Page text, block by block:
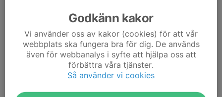
orienteringsmemory och Naturpasset till försäljning. Vi finns på
Läs mer
Sommar i Gustavsbergs Hamn
Godkänn kakor
Vi använder oss av kakor (cookies) för att vår
webbplats ska fungera bra för dig. De används
även för webbanalys i syfte att hjälpa oss att
förbättra våra tjänster.
Så använder vi cookies